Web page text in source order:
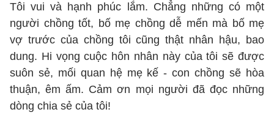
Tôi vui và hạnh phúc lắm. Chẳng những có một
người chồng tốt, bố mẹ chồng dễ mến mà bố mẹ
vợ trước của chồng tôi cũng thật nhân hậu, bao
dung. Hi vọng cuộc hôn nhân này của tôi sẽ được
suôn sẻ, mối quan hệ mẹ kế - con chồng sẽ hòa
thuận, êm ấm. Cảm ơn mọi người đã đọc những
dòng chia sẻ của tôi!